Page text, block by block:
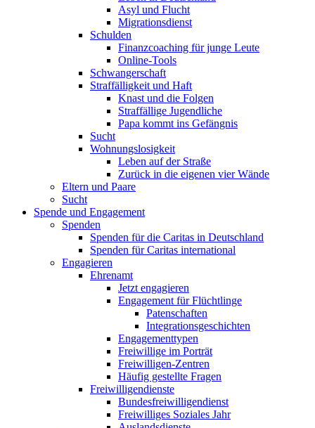
Asyl und Flucht
Migrationsdienst
Schulden
Finanzcoaching für junge Leute
Online-Tools
Schwangerschaft
Straffälligkeit und Haft
Knast und die Folgen
Straffällige Jugendliche
Papa kommt ins Gefängnis
Sucht
Wohnungslosigkeit
Leben auf der Straße
Zurück in die eigenen vier Wände
Eltern und Paare
Sucht
Spende und Engagement
Spenden
Spenden für die Caritas in Deutschland
Spenden für Caritas international
Engagieren
Ehrenamt
Jetzt engagieren
Engagement für Flüchtlinge
Patenschaften
Integrationsgeschichten
Engagementtypen
Freiwillige im Porträt
Freiwilligen-Zentren
Häufig gestellte Fragen
Freiwilligendienste
Bundesfreiwilligendienst
Freiwilliges Soziales Jahr